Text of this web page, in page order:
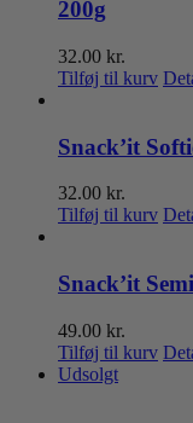
200g
32.00 kr.
Tilføj til kurv
Snack’it
32.00 kr.
Tilføj til kurv
Snack’it
49.00 kr.
Tilføj til kurv
Udsolgt